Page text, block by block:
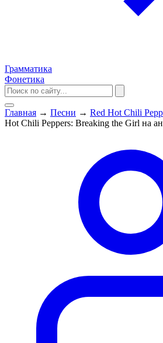
Грамматика
Фонетика
Главная → Песни → Red Hot Chili
Hot Chili Peppers: Breaking the Girl на